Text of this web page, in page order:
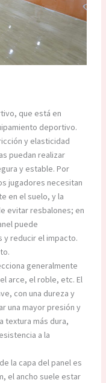
que está en
deportivo.
y elasticidad
puedan realizar
y estable. Por
jugadores necesitan
en el suelo, y la
evitar resbalones; en
puede
y reducir el impacto.
generalmente
arce, el roble, etc. El
con una dureza y
una mayor presión y
textura más dura,
a la
la capa del panel es
el ancho suele estar